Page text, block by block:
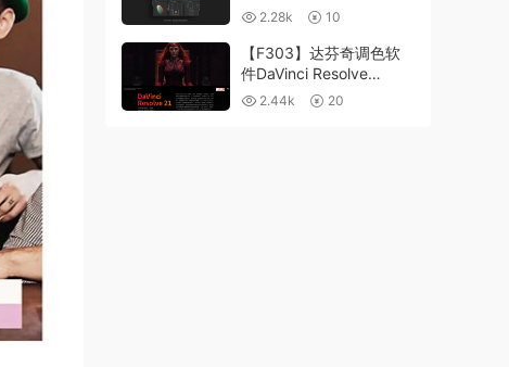
预设 MonoNodes LOOK
LAB PRINT V4.0
2.28k 10
【F303】达芬奇调色软
件DaVinci Resolve
Studio21.0.3 中文版
2.44k 20